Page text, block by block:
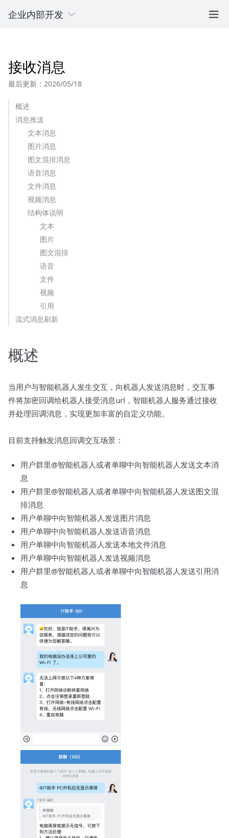
企业内部开发
接收消息
最后更新：2026/05/18
概述
消息推送
文本消息
图片消息
图文混排消息
语音消息
文件消息
视频消息
结构体说明
文本
图片
图文混排
语音
文件
视频
引用
流式消息刷新
概述
当用户与智能机器人发生交互，向机器人发送消息时，交互事
件将加密回调给机器人接受消息url，智能机器人服务通过接收
并处理回调消息，实现更加丰富的自定义功能。
目前支持触发消息回调交互场景：
用户群里@智能机器人或者单聊中向智能机器人发送文本消
息
用户群里@智能机器人或者单聊中向智能机器人发送图文混
排消息
用户单聊中向智能机器人发送图片消息
用户单聊中向智能机器人发送语音消息
用户单聊中向智能机器人发送本地文件消息
用户单聊中向智能机器人发送视频消息
用户群里@智能机器人或者单聊中向智能机器人发送引用消
息